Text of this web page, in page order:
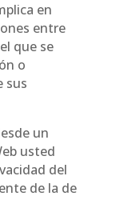
en
entre
que se
o
sus
un
usted
del
de la de